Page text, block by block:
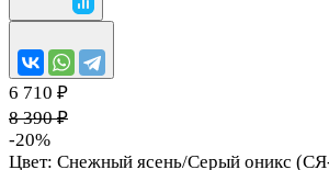
6 710 ₽
8 390 ₽
-20%
Цвет: Снежный ясень/Серый оникс